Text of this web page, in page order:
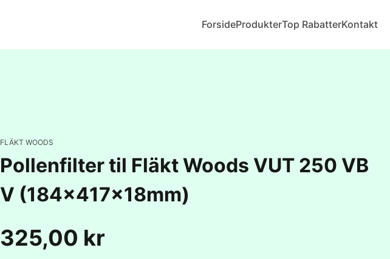
ForsideProdukterTop RabatterKontakt
FLÄKT WOODS
Pollenfilter til Fläkt Woods VUT 250 VB
V (184x417x18mm)
325,00 kr